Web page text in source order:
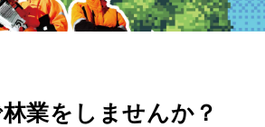
業をしませんか？